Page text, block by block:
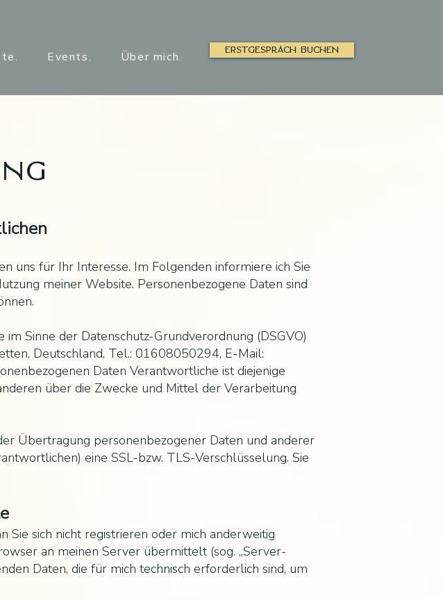
Events. Über mich. ERSTGESPRÄCH BUCHEN
uns für Ihr Interesse. Im Folgenden informiere ich Sie
meiner Website. Personenbezogene Daten sind
Sinne der Datenschutz-Grundverordnung (DSGVO)
Deutschland, Tel.: 01608050294, E-Mail:
Daten Verantwortliche ist diejenige
über die Zwecke und Mittel der Verarbeitung
Übertragung personenbezogener Daten und anderer
eine SSL-bzw. TLS-Verschlüsselung. Sie
sich nicht registrieren oder mich anderweitig
an meinen Server übermittelt (sog. „Server-
Daten, die für mich technisch erforderlich sind, um